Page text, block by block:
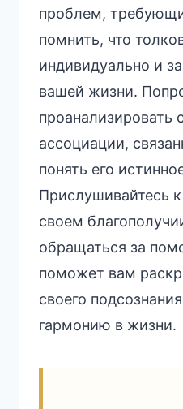
проблем,
помнить, что
индивидуально и
вашей жизни.
проанализировать
ассоциации,
понять его
Прислушивайтесь к
своем
обращаться за
поможет вам
своего
гармонию в жизни.